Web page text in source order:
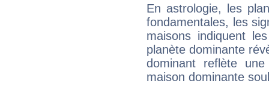
En astrologie, les
fondamentales, les
maisons indiquent
planète dominante
dominant reflète
maison dominante